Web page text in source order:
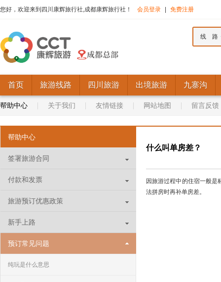
您好，欢迎来到四川康辉旅行社,成都康辉旅行社！ 会员登录 免费注册
线 路
首页 旅游线路 四川旅游 出境旅游 九寨沟
帮助中心 关于我们 友情链接 网站地图 留言反馈
帮助中心
签署旅游合同
付款和发票
旅游预订优惠政策
新手上路
预订常见问题
纯玩是什么意思
什么叫单房差？
因旅游过程中的住宿一般
法拼房时再补单房差。